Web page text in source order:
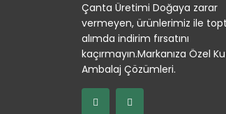
Çanta Üretimi Doğaya zarar
vermeyen, ürünlerimiz ile
alımda indirim fırsatını
kaçırmayın.Markanıza Özel
Ambalaj Çözümleri.